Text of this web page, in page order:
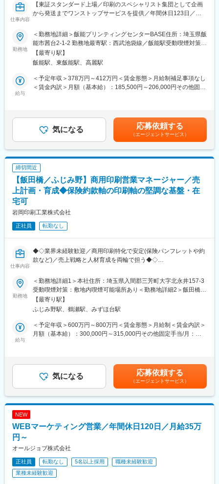
ださる工場長を募集することになりました。テレビ・イベント・
テーマパークなど多くの人に注目される案件に携わり、プロジェ
■当社について：
株式会社アートビークルーは、1977年の創業以来「自由な発想で
人々の心に伝わる物を創りたい」という思いのもと、人々が心を
してきました。東京・大阪・北京を拠点に、イベント・展示会・
テレビ美術・建築の分野で、企画設計から、製作・監理・運営と
バーチャルスタジオ 「Studio Vbe」を立ち上げました。リアルと
バーチャルが交差する最前線で、常に新たな可能性を追求し、時
代と共に進化を続けています。
変更の範囲：会社の定める業務
仕事内容
【東証スタンダード上場／印刷のスペシャリスト集団として企画
から発送までワンストップサービスを提供／年間休日123日／平
当社は、1949年に創業し、76年の歴史を誇るスタンダード市場上
場の安定基盤の企業です。
今回、未経験からでも始められる印刷機オペレーター職を募集し
ます。
年間休日123日で、4勤2休の交代制勤務。福利厚生も充実してお
り、安定収入を得られる環境を提供します。
務です。
◎CTP版出力（本社で作成したデータをボタン一つで出力）用紙
◎印刷機に用紙と版をセット
↓
◎自動版付け
↓
◎本刷り開始
↓
◎刷り本置き場に刷り本を置く
まずは機械・資材の下準備などからスタートします。先輩社員か
ら機械の操作方法から安全管理のポイント、作業手順などの指導
を受けながら、徐々に作業領域を広げていきます。ほとんどはマ
ニュアルに沿った作業となりますので、1～3ヶ月程度でひと通り
の作業が可能になります。
研修期間を3ヶ月間としているため、じっくりと習得することがで
きます。未経験者も親切に教えます。
PA2名、実習生8名が活躍しています。営業や事務など、他職種か
ら転職されてきた方も多く、20代から50代の幅広い年代が在籍し
ています。未経験者でも安心して働ける環境が整っています。
・品質の高い印刷物に仕上げる最新の機械を導入しており、顧客
・年間休日123日以上、住宅手当や家族手当、資格取得支援など
福利厚生が充実しており、安定した収入を得られる環境です。
・社内表彰などの制度が充実しており、受賞された方には金一封
が支給されます。資格取得制度については費用を全額負担し、合
格後2年間は5000円/月の資格手当が支給されます。
勤務地
＜勤務地詳細＞飯能プリンティングセンターBASE住所：埼玉県飯
能市茜台2-1-2 勤務地最寄駅：西武池袋線／飯能駅受動喫煙対策：
屋内全面禁煙変更の範囲：会社の定める事業所
【最寄り駅】
飯能駅、東飯能駅、高麗駅
給与
＜予定年収＞378万円～412万円＜賃金形態＞月給制補足事項なし
＜賃金内訳＞月額（基本給）：185,500円～206,000円その他固定
（月給×12ヶ月＋月額×2.5ヶ月（賞与）＋想定残業/月20時間×12
ヶ月＋想定手当） その他手当は別途（交通費、住宅手当、家族
手当など）賃金はあくまでも目安の金額であり、選考を通じて上
下する可能性があります。月給(月額)は固定手当を含めた表記で
す。
気になる 応募依頼する
（エージェントサービス）
締切間近
【飯田橋／ふじみ野】商用印刷営業マネージャー／売
上計画・育成◆保険約款軸の印刷軸の堅調な基盤・在
宅可
岩岡印刷工業株式会社
正社員 転勤なし
仕事内容
◆◇業界未経験歓迎／商用印刷特化で安定(保険パンフレットや約
款など)／売上戦略と人材育成を両輪で担う◆◇
■業務内容：
営業管理者をお任せします。業界未経験の方も歓迎いたします。
■具体的には：
・売上計画策定、立案、推進、販売計画
・部下育成、指導、教育 15名程度
■将来的にお任せしたい業務：
会の対応・業務分担や残業管理を行います。また、自身でも営業
担当先を持ち、プレイングマネージャーとしても活躍いただけま
す。
量に任せて営業活動を行っていただく想定です。
■社内設備
食堂（仕出し弁当の支給・食費補助あり、食品自販機あり）、休
憩室、個人ロッカー、制服貸与、喫煙所（屋外）
■働き方
勤務地
＜勤務地詳細1＞本社住所：埼玉県入間郡三芳町大字北永井157-3
受動喫煙対策：敷地内喫煙可能場所あり＜勤務地詳細2＞飯田橋サ
テライトオフィス住所：千代田区飯田橋4-1-1 ISビル勤務地最寄
駅：総武線線／飯田橋駅受動喫煙対策：屋内全面禁煙変更の範
【最寄り駅】
ふじみ野駅、鶴瀬駅、みずほ台駅
給与
＜予定年収＞600万円～800万円＜賃金形態＞月給制＜賃金内訳＞
月額（基本給）：300,000円～315,000円その他固定手当/月：
業績連動※年収は年齢や経歴等により決定いたします。※賞与は、
入社時期によって金額が変わります。賃金はあくまでも目安の金
額であり、選考を通じて上下する可能性があります。月給(月額)は
固定手当を含めた表記です。
気になる 応募依頼する
（エージェントサービス）
NEW
WEBマーケティング営業／年間休日120日／月給35万
円～
オールジョブ株式会社
正社員 転勤なし 5名以上採用
職種未経験歓迎
業種未経験歓迎